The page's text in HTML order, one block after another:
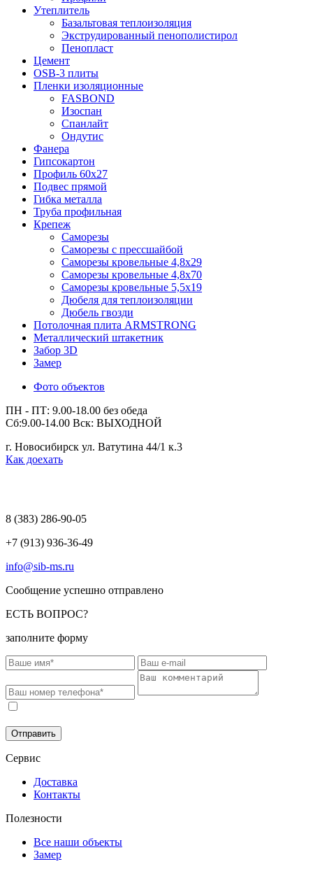
Утеплитель
Базальтовая теплоизоляция
Экструдированный пенополистирол
Пенопласт
Цемент
OSB-3 плиты
Пленки изоляционные
FASBOND
Изоспан
Спанлайт
Ондутис
Фанера
Гипсокартон
Профиль 60х27
Подвес прямой
Гибка металла
Труба профильная
Крепеж
Саморезы
Саморезы с прессшайбой
Саморезы кровельные 4,8х29
Саморезы кровельные 4,8х70
Саморезы кровельные 5,5х19
Дюбеля для теплоизоляции
Дюбель гвозди
Потолочная плита ARMSTRONG
Металлический штакетник
Забор 3D
Замер
Фото объектов
ПН - ПТ: 9.00-18.00 без обеда
Сб:9.00-14.00 Вск: ВЫХОДНОЙ
г. Новосибирск ул. Ватутина 44/1 к.3
Как доехать
8 (383) 286-90-05
+7 (913) 936-36-49
info@sib-ms.ru
Сообщение успешно отправлено
ЕСТЬ ВОПРОС?
заполните форму
Отправить
Сервис
Доставка
Контакты
Полезности
Все наши объекты
Замер